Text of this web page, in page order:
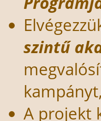
szintű
A projekt